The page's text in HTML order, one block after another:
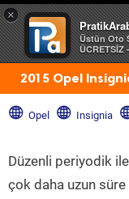
×
Üstün Oto
ÜCRETSİZ
2015 Opel
Opel Insignia
Düzenli periyodik ile
çok daha uzun süre